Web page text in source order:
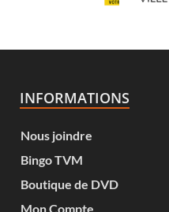
INFORMATIONS
Nous joindre
Bingo TVM
Boutique de DVD
Mon Compte